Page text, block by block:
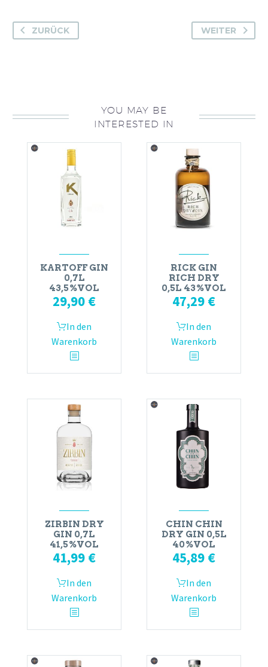
ZURÜCK WEITER
YOU MAY BE
INTERESTED IN
KARTOFF GIN
0,7L
43,5%VOL
29,90 €
In den
Warenkorb
RICK GIN
RICH DRY
0,5L 43%VOL
47,29 €
In den
Warenkorb
ZIRBIN DRY
GIN 0,7L
41,5%VOL
41,99 €
In den
Warenkorb
CHIN CHIN
DRY GIN 0,5L
40%VOL
45,89 €
In den
Warenkorb